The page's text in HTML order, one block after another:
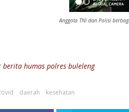
Anggota TNI dan Polisi
berita humas polres buleleng
daerah kesehatan